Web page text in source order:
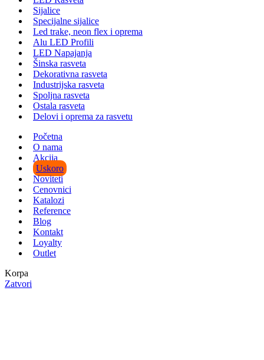
Sijalice
Specijalne sijalice
Led trake, neon flex i oprema
Alu LED Profili
LED Napajanja
Šinska rasveta
Dekorativna rasveta
Industrijska rasveta
Spoljna rasveta
Ostala rasveta
Delovi i oprema za rasvetu
Početna
O nama
Akcija
Uskoro
Noviteti
Cenovnici
Katalozi
Reference
Blog
Kontakt
Loyalty
Outlet
Korpa
Zatvori